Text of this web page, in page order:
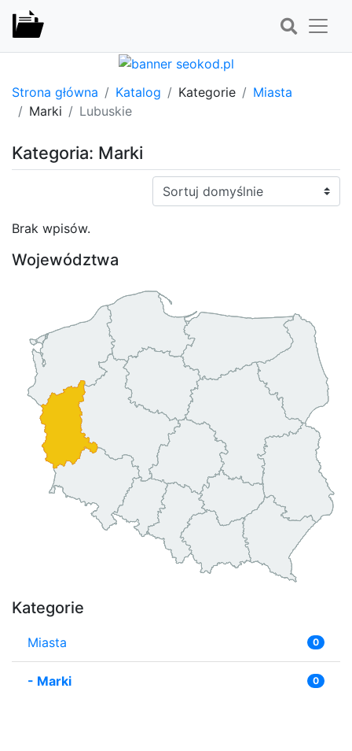
Strona główna Katalog Kategorie
Miasta
Marki
Lubuskie
Kategoria: Marki
Sortuj:
Brak wpisów.
Województwa
Kategorie
Miasta 0
- Marki 0